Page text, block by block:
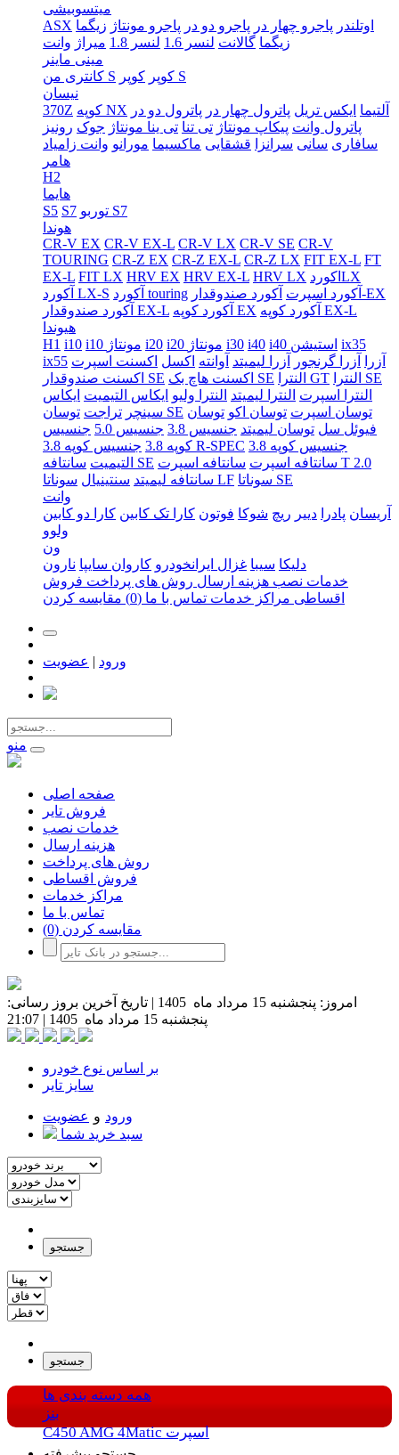
میتسوبیشی
ASX
اوتلندر پاجرو چهار در پاجرو دو در پاجرو مونتاژ زیگما
زیگما گالانت لنسر 1.6 لنسر 1.8 میراژ وانت
مینی ماینر
کانتری من S
کوپر کوپر S
نیسان
370Z
کوپه NX آلتیما ایکس تریل پاترول چهار در پاترول دو در
پاترول وانت پیکاپ مونتاژ تی تنا تی ینا مونتاژ جوک رونیز
سافاری سانی سرانزا قشقایی ماکسیما مورانو وانت زامیاد
هامر
H2
هایما
S5 S7
توربو S7
هوندا
CR-V EX CR-V EX-L CR-V LX CR-V SE CR-V
TOURING CR-Z EX CR-Z EX-L CR-Z LX FIT EX-L FT
EX-L FIT LX HRV EX HRV EX-L HRV LX
اکوردLX
آکورد LX-S
آکورد touring آکورد اسپرت آکورد صندوقدار-EX
آکورد صندوقدار EX-L
آکورد کوپه EX
آکورد کوپه EX-L
هیوندا
H1 i10 i10 مونتاژ i20 i20 مونتاژ i30 i40 i40 استیشن ix35
ix55
آزرا آزرا گرنجور آزرا لیمیتد آوانته اکسل اکسنت اسپرت
اکسنت صندوقدار SE
اکسنت هاچ بک SE النترا GT
النترا SE
النترا اسپرت النترا لیمیتد النترا ولیو ایکاس التیمیت ایکاس
سینچر تراجت توسان SE توسان اسپرت توسان اکو توسان
فیوئل سل توسان لیمیتد جنسیس 3.8 جنسیس 5.0
جنسیس
کوپه 3.8 جنسیس کوپه 3.8 R-SPEC جنسیس کوپه 3.8
التیمیت سانتافه SE سانتافه اسپرت سانتافه اسپرت T 2.0
سانتافه لیمیتد سنتینیال سوناتا LF
سوناتا SE
وانت
آریسان پادرا دییر ریچ شوکا فوتون کارا تک کابین کارا دو کابین
ولوو
ون
دلیکا سیبا غزال ایرانخودرو کاروان سایپا نارون
خدمات نصب هزینه ارسال روش های پرداخت فروش
اقساطی مراکز خدمات تماس با ما (0) مقایسه کردن
ورود | عضویت
منو
صفحه اصلی
فروش تایر
خدمات نصب
هزینه ارسال
روش های پرداخت
فروش اقساطی
مراکز خدمات
تماس با ما
(0) مقایسه کردن
امروز: پنجشنبه 15 مرداد ماه 1405 | تاریخ آخرین بروز رسانی:
پنجشنبه 15 مرداد ماه 1405
|
21:07
بر اساس نوع خودرو
سایز تایر
ورود و عضویت
سبد خرید شما
جستجو
جستجو
همه دسته بندی ها
بنز
C450 AMG 4Matic اسپرت